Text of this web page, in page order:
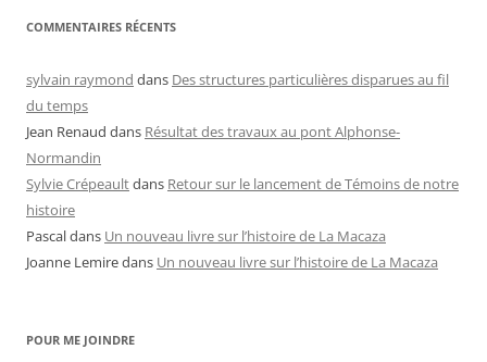
COMMENTAIRES RÉCENTS
sylvain raymond dans Des structures particulières disparues au fil
du temps
Jean Renaud dans Résultat des travaux au pont Alphonse-
Normandin
Sylvie Crépeaultdans Retour sur le lancement de Témoins de notre
histoire
Pascaldans Un nouveau livre sur l’histoire de La Macaza
Joanne Lemiredans Un nouveau livre sur l’histoire de La Macaza
POUR ME JOINDRE